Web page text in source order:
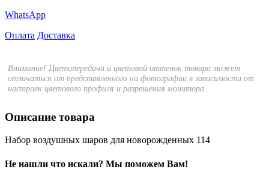
WhatsApp
Оплата Доставка
Внимание! Цветопередача и цветовой оттенок товара может
отличаться от представленного на фотографии в зависимости от
настроек цветового профиля и разрешения монитора.
Описание товара
Набор воздушных шаров для новорожденных 114
Не нашли что искали? Мы поможем Вам!